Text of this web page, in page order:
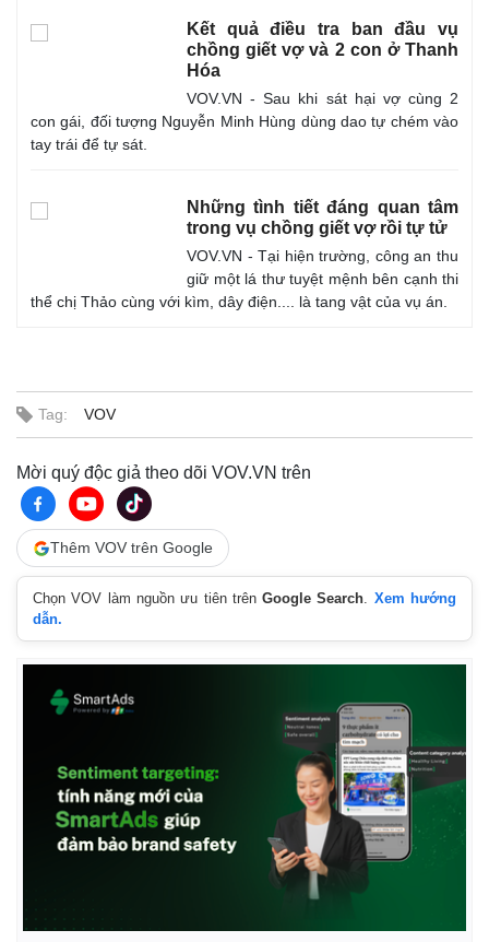
Thế giới
Cuộc sống đó đây
Hồ sơ
Ảnh
E-Magazine
Infographic
Kết quả điều tra ban đầu vụ
chồng giết vợ và 2 con ở Thanh
Hóa
VOV.VN - Sau khi sát hại vợ cùng 2
con gái, đối tượng Nguyễn Minh Hùng dùng dao tự chém vào
tay trái để tự sát.
Những tình tiết đáng quan tâm
trong vụ chồng giết vợ rồi tự tử
VOV.VN - Tại hiện trường, công an thu
giữ một lá thư tuyệt mệnh bên cạnh thi
thể chị Thảo cùng với kìm, dây điện.... là tang vật của vụ án.
Tag: VOV
Mời quý độc giả theo dõi VOV.VN trên
Thêm VOV trên Google
Chọn VOV làm nguồn ưu tiên trênGoogle Search. Xem hướng
dẫn.